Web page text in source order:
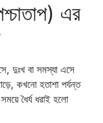
এর
দুঃখ বা সমস্যা এসে
কখনো হতাশা পর্যন্ত
ধৈর্য ধরাই হলো